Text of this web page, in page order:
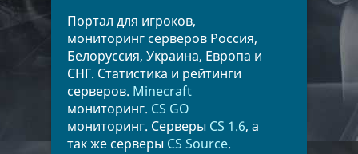
Портал для игроков,
мониторинг серверов Россия,
Белоруссия, Украина, Европа и
СНГ. Статистика и рейтинги
серверов. Minecraft
мониторинг. CS GO
мониторинг. Серверы CS 1.6, а
так же серверы CS Source.